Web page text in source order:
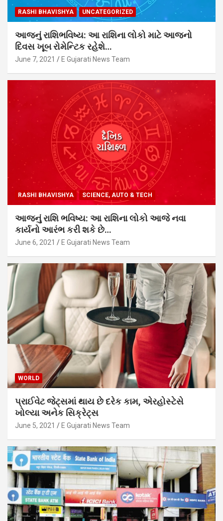
RASHI BHAVISHYA UNCATEGORIZED
આજનું રાશિભવિષ્ય: આ રાશિના લોકો માટે આજનો
દિવસ ખૂબ રોમેન્ટિક રહેશે…
June 7, 2021 E Gujarati News Team
RASHI BHAVISHYA SCIENCE, AUTO & TECH
આજનું રાશિ ભવિષ્ય: આ રાશિના લોકો આજે નવા
કાર્યનો આરંભ કરી શકે છે…
June 6, 2021 E Gujarati News Team
WORLD
પ્રાઈવેટ જેટ્સમાં થાય છે દરેક કામ, એરહોસ્ટેસે
ખોલ્યા અનેક સિક્રેટ્સ
June 5, 2021 E Gujarati News Team